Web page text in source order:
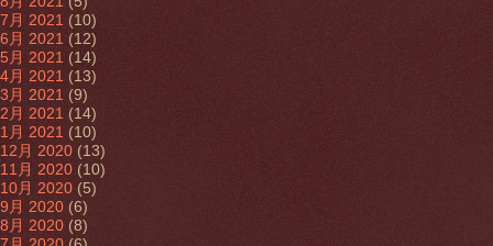
7月 2021 (10)
6月 2021 (12)
5月 2021 (14)
4月 2021 (13)
3月 2021 (9)
2月 2021 (14)
1月 2021 (10)
12月 2020 (13)
11月 2020 (10)
10月 2020 (5)
9月 2020 (6)
8月 2020 (8)